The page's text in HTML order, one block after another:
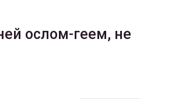
ослом-геем, не